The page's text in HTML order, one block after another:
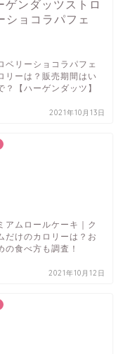
ベリーショコラパフェ
リーは？販売期間はい
？【ハーゲンダッツ】
2021年10月13日
アムロールケーキ｜ク
だけのカロリーは？お
の食べ方も調査！
2021年10月12日